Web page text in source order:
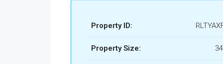
Property ID:
Property Size: